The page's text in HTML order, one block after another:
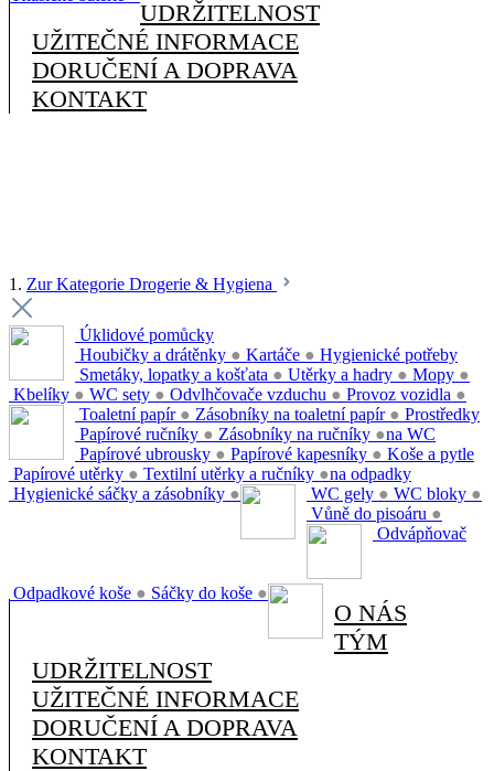
UDRŽITELNOST
UŽITEČNÉ INFORMACE
DORUČENÍ A DOPRAVA
KONTAKT
1. Zur Kategorie Drogerie & Hygiena
Úklidové pomůcky
Houbičky a drátěnky ● Kartáče ●
Smetáky, lopatky a košťata ● Utěrky a hadry ● Mopy ●
Kbelíky ● WC sety ● Odvlhčovače vzduchu ● Provoz vozidla ●
Hygienické potřeby
Toaletní papír ● Zásobníky na toaletní papír ●
Papírové ručníky ● Zásobníky na ručníky ●
Papírové ubrousky ● Papírové kapesníky ●
Papírové utěrky ● Textilní utěrky a ručníky ●
Hygienické sáčky a zásobníky ●
Prostředky
na WC
WC gely ● WC bloky ●
Vůně do pisoáru ●
Koše a pytle
na odpadky
Odpadkové koše ● Sáčky do koše ●
Odvápňovač
O NÁS
TÝM
UDRŽITELNOST
UŽITEČNÉ INFORMACE
DORUČENÍ A DOPRAVA
KONTAKT